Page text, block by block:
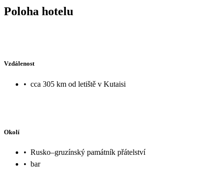
Poloha hotelu
Vzdálenost
• cca 305 km od letiště v Kutaisi
Okolí
• Rusko–gruzínský památník přátelství
• bar